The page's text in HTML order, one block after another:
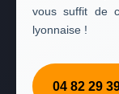
vous suffit de
lyonnaise !
04 82 29